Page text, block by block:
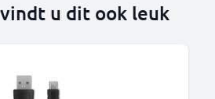
u dit ook leuk